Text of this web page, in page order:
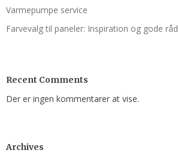
Varmepumpe service
Farvevalg til paneler: Inspiration og gode råd
Recent Comments
Der er ingen kommentarer at vise.
Archives